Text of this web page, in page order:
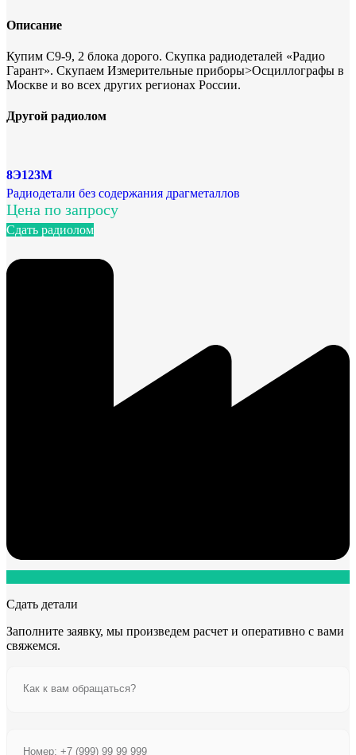
Описание
Купим C9-9, 2 блока дорого. Скупка радиодеталей «Радио
Гарант». Скупаем Измерительные приборы>Осциллографы в
Москве и во всех других регионах России.
Другой радиолом
8Э123М
Радиодетали без содержания драгметаллов
Цена по запросу
Сдать радиолом
Сдать детали
Заполните заявку, мы произведем расчет и оперативно с вами
свяжемся.